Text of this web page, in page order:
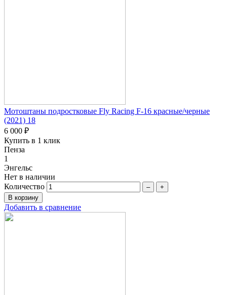
Мотоштаны подростковые Fly Racing F-16 красные/черные
(2021) 18
6 000 ₽
Купить в 1 клик
Пенза
1
Энгельс
Нет в наличии
Количество
– +
Добавить в сравнение